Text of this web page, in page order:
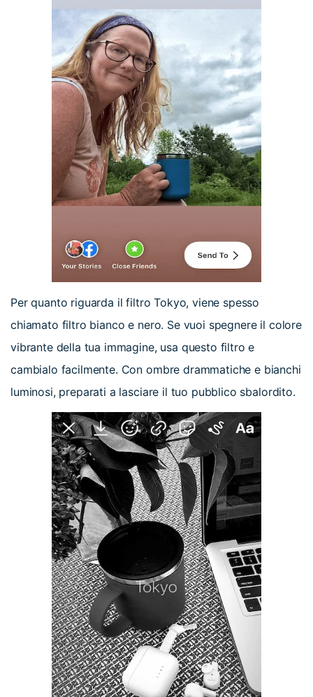
Per quanto riguarda il filtro Tokyo, viene spesso
chiamato filtro bianco e nero. Se vuoi spegnere il colore
vibrante della tua immagine, usa questo filtro e
cambialo facilmente. Con ombre drammatiche e bianchi
luminosi, preparati a lasciare il tuo pubblico sbalordito.